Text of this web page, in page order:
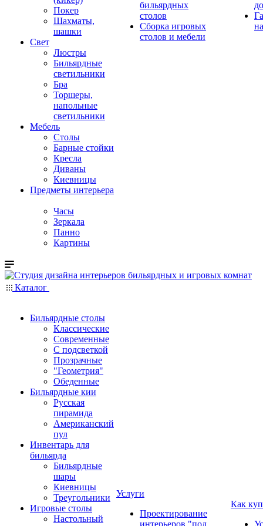
Покер
Шахматы,
шашки
Свет
Люстры
Бильярдные
светильники
Бра
Торшеры,
напольные
светильники
Мебель
Столы
Барные стойки
Кресла
Диваны
Киевницы
Предметы интерьера
Часы
Зеркала
Панно
Картины
бильярдных
столов
Сборка игровых
столов и мебели
Каталог
Бильярдные столы
Классические
Современные
С подсветкой
Прозрачные
"Геометрия"
Обеденные
Бильярдные кии
Русская
пирамида
Американский
пул
Инвентарь для
бильярда
Бильярдные
шары
Киевницы
Треугольники
Игровые столы
Настольный
Услуги
Проектирование
интерьеров "под
Как